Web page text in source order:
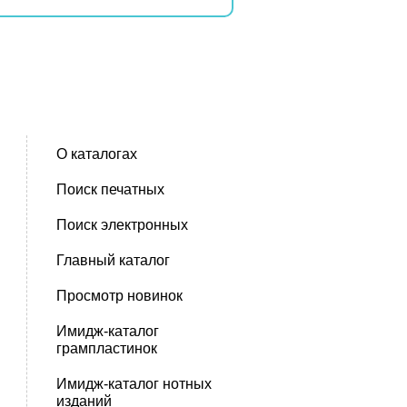
О каталогах
Поиск печатных
Поиск электронных
Главный каталог
Просмотр новинок
Имидж-каталог
грампластинок
Имидж-каталог нотных
изданий